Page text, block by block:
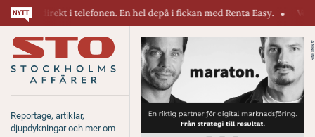
direkt i telefonen. En hel depå i fickan med Renta Easy.
Reportage, artiklar,
djupdykningar och mer om
ANNONS